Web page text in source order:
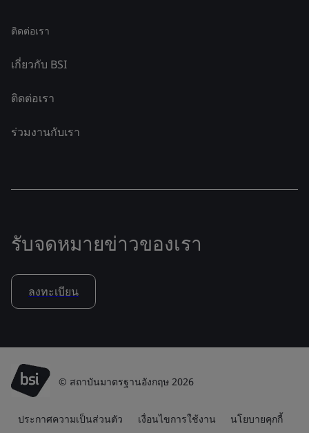
ติดต่อเรา
เกี่ยวกับ BSI
ติดต่อเรา
ร่วมงานกับเรา
รับจดหมายข่าวของเรา
ลงทะเบียน
© สถาบันมาตรฐานอังกฤษ 2026
ประกาศความเป็นส่วนตัว เงื่อนไขการใช้งาน นโยบายคุกกี้